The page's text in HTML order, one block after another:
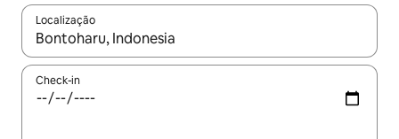
Localização
Quando os resultados estiverem disponíveis, explore-os
Check-in